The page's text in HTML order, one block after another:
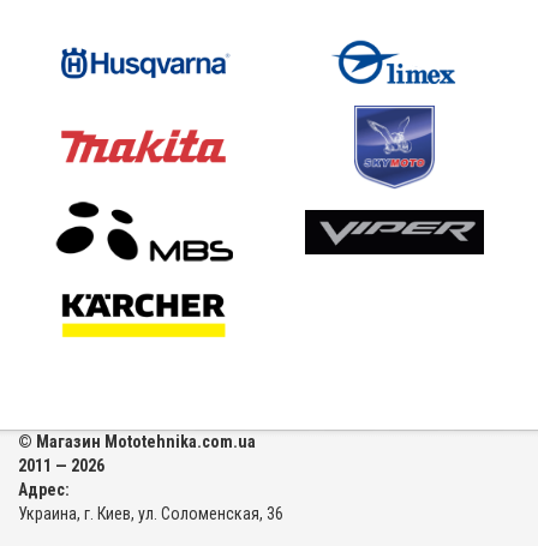
© Магазин Mototehnika.com.ua
2011 — 2026
Адрес:
Украина, г. Киев, ул. Соломенская, 36